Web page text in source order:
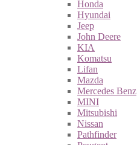
Honda
Hyundai
Jeep
John Deere
KIA
Komatsu
Lifan
Mazda
Mercedes Benz
MINI
Mitsubishi
Nissan
Pathfinder